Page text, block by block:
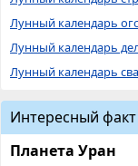
Лунный календарь
Лунный календарь
Лунный календарь
Интересный факт
Планета Уран